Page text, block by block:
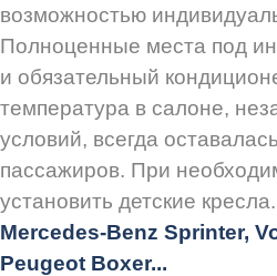
возможностью
Полноценные места под
и обязательный
температура в салоне,
условий, всегда
пассажиров. При
установить детские кресла.
Mercedes-Benz Sprinter,
Peugeot Boxer...